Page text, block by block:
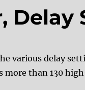
Delay
various delay
more than 130